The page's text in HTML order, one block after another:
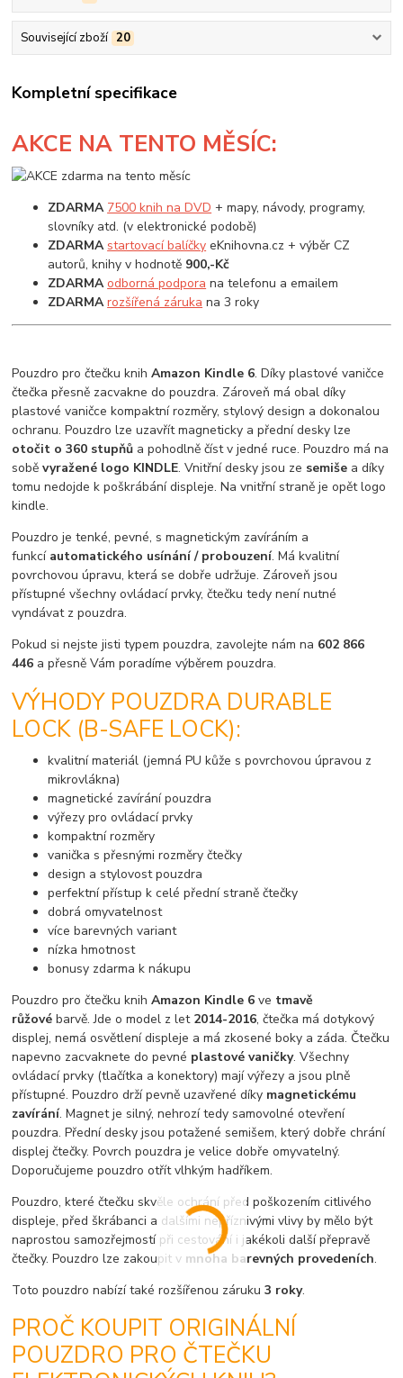
Související zboží 20
Kompletní specifikace
AKCE NA TENTO MĚSÍC:
ZDARMA 7500 knih na DVD + mapy, návody, programy,
slovníky atd. (v elektronické podobě)
ZDARMA startovací balíčky eKnihovna.cz + výběr CZ
autorů, knihy v hodnotě 900,-Kč
ZDARMA odborná podpora na telefonu a emailem
ZDARMA rozšířená záruka na 3 roky
Pouzdro pro čtečku knihAmazon Kindle 6. Díky plastové vaničce
čtečka přesně zacvakne do pouzdra. Zároveň má obal díky
plastové vaničce kompaktní rozměry, stylový design a dokonalou
ochranu. Pouzdro lze uzavřít magneticky a přední desky lze
otočit o 360 stupňů a pohodlně číst v jedné ruce. Pouzdro má na
soběvyražené logo KINDLE. Vnitřní desky jsou ze semiše a díky
tomu nedojde k poškrábání displeje. Na vnitřní straně je opět logo
kindle.
Pouzdro je tenké, pevné, s magnetickým zavíráním a
funkcí automatického usínání / probouzení. Má kvalitní
povrchovou úpravu, která se dobře udržuje. Zároveň jsou
přístupné všechny ovládací prvky, čtečku tedy není nutné
vyndávat z pouzdra.
Pokud si nejste jisti typem pouzdra, zavolejte nám na 602 866
446 a přesně Vám poradíme výběrem pouzdra.
VÝHODY POUZDRA DURABLE
LOCK (B-SAFE LOCK):
kvalitní materiál (jemná PU kůže s povrchovou úpravou z
mikrovlákna)
magnetické zavírání pouzdra
výřezy pro ovládací prvky
kompaktní rozměry
vanička s přesnými rozměry čtečky
design a stylovost pouzdra
perfektní přístup k celé přední straně čtečky
dobrá omyvatelnost
více barevných variant
nízka hmotnost
bonusy zdarma k nákupu
Pouzdro pro čtečku knihAmazon Kindle 6 ve tmavě
růžové barvě. Jde o model z let 2014-2016, čtečka má dotykový
displej, nemá osvětlení displeje a má zkosené boky a záda. Čtečku
napevno zacvaknete do pevné plastové vaničky. Všechny
ovládací prvky (tlačítka a konektory) mají výřezy a jsou plně
přístupné. Pouzdro drží pevně uzavřené díky magnetickému
zavírání. Magnet je silný, nehrozí tedy samovolné otevření
pouzdra. Přední desky jsou potažené semišem, který dobře chrání
displej čtečky. Povrch pouzdra je velice dobře omyvatelný.
Doporučujeme pouzdro otřít vlhkým hadříkem.
Pouzdro, které čtečku skvěle ochrání před poškozením citlivého
displeje, před škrábanci a dalšími nepříznivými vlivy by mělo být
naprostou samozřejmostí při cestování i jakékoli další přepravě
čtečky. Pouzdro lze zakoupit v mnoha barevných provedeních.
Toto pouzdro nabízí také rozšířenou záruku3 roky.
PROČ KOUPIT ORIGINÁLNÍ
POUZDRO PRO ČTEČKU